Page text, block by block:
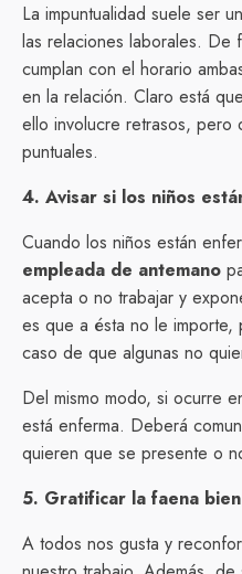
La impuntualidad suele ser
las relaciones laborales. De
cumplan con el horario
en la relación. Claro está
ello involucre retrasos, pero
puntuales.
4. Avisar si los niños
Cuando los niños están
empleada de antemano
acepta o no trabajar y
es que a ésta no le
caso de que algunas no
Del mismo modo, si ocurre
está enferma. Deberá
quieren que se presente o
5. Gratificar la faena
A todos nos gusta y